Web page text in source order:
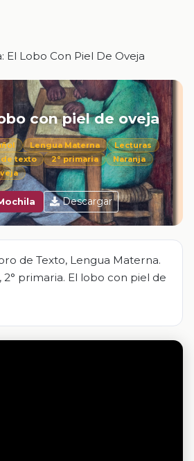
El Lobo Con Piel De Oveja
con piel de oveja
Lengua Materna
Lecturas
texto
2° primaria
Naranja
Descargar
de Texto, Lengua Materna.
2° primaria. El lobo con piel de